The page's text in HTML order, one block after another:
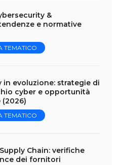
&
e normative
TEMATICO
in evoluzione: strategie di
cyber e opportunità
TEMATICO
Chain: verifiche
dei fornitori